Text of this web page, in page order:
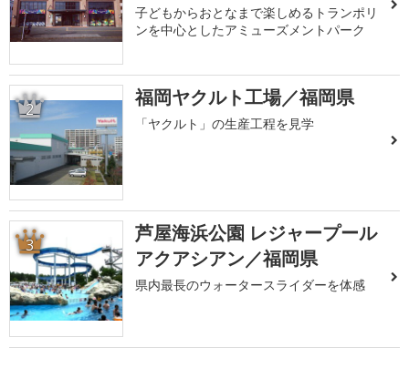
子どもからおとなまで楽しめるトランポリ
ンを中心としたアミューズメントパーク
2 福岡ヤクルト工場／福岡県
「ヤクルト」の生産工程を見学
3
芦屋海浜公園 レジャープール
アクアシアン／福岡県
県内最長のウォータースライダーを体感